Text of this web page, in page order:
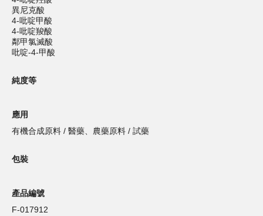
異尼克酸
4-吡啶甲酸
4-吡啶羧酸
鄰甲氯滅酸
吡啶-4-甲酸
純度等
應用
有機合成原料 / 醫藥、農藥原料 / 試藥
包裝
產品編號
F-017912